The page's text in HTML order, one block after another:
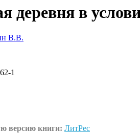
деревня в
В.В.
1
версию книги: ЛитРес